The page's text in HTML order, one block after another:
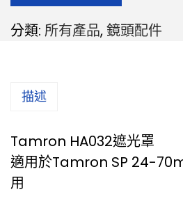
分類: 所有產品,鏡頭配件
描述
Tamron HA032遮光罩
適用於Tamron SP 24-
用